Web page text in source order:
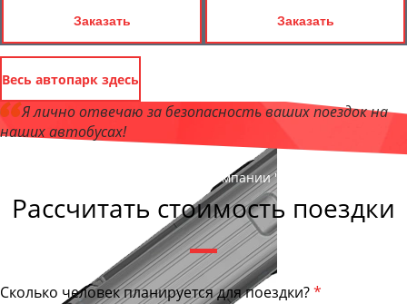
Заказать Заказать
Весь автопарк здесь
Я лично отвечаю за безопасность ваших поездок на
наших автобусах!
, директор компании "ЕвпаторияБас"
Рассчитать стоимость поездки
Сколько человек планируется для поездки?